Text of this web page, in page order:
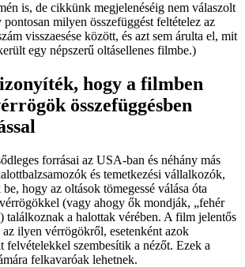
is, de cikkünk megjelenéséig nem válaszolt
pontosan milyen összefüggést feltételez az
visszaesése között, és azt sem árulta el, mit
egy népszerű oltásellenes filmbe.)
hogy a filmben
összefüggésben
forrásai az USA-ban és néhány más
és temetkezési vállalkozók,
hogy az oltások tömegessé válása óta
(vagy ahogy ők mondják, „fehér
találkoznak a halottak vérében. A film jelentős
ilyen vérrögökről, esetenként azok
felvételekkel szembesítik a nézőt. Ezek a
felkavaróak lehetnek.